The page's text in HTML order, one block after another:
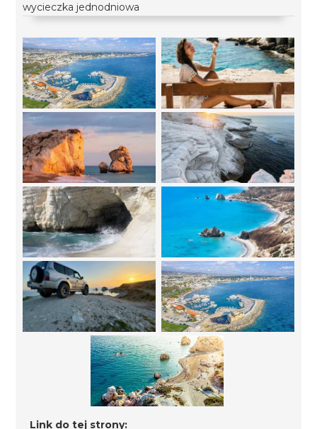
wycieczka jednodniowa
Link do tej strony: